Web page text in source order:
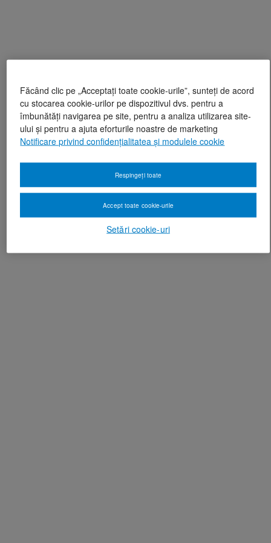
Făcând clic pe „Acceptați toate cookie-urile”, sunteți de acord
cu stocarea cookie-urilor pe dispozitivul dvs. pentru a
îmbunătăți navigarea pe site, pentru a analiza utilizarea site-
ului și pentru a ajuta eforturile noastre de marketing
Notificare privind confidențialitatea și modulele cookie
Setări cookie-uri
Respingeți toate
Accept toate cookie-urile